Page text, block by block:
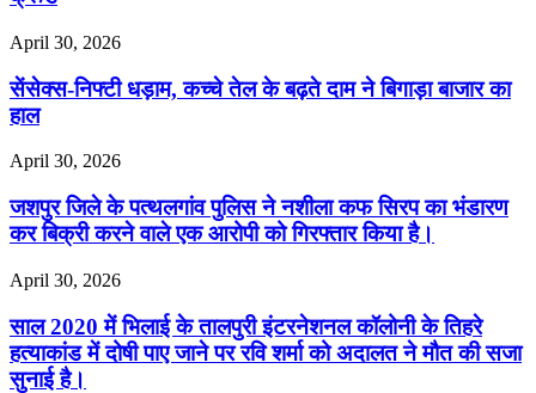
April 30, 2026
सेंसेक्स-निफ्टी धड़ाम, कच्चे तेल के बढ़ते दाम ने बिगाड़ा बाजार का
हाल
April 30, 2026
जशपुर जिले के पत्थलगांव पुलिस ने नशीला कफ सिरप का भंडारण
कर बिक्री करने वाले एक आरोपी को गिरफ्तार किया है।
April 30, 2026
साल 2020 में भिलाई के तालपुरी इंटरनेशनल कॉलोनी के तिहरे
हत्याकांड में दोषी पाए जाने पर रवि शर्मा को अदालत ने मौत की सजा
सुनाई है।